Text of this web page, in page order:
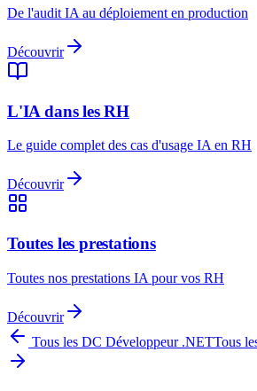
De l'audit IA au déploiement en production
Découvrir
L'IA dans les RH
Le guide complet des cas d'usage IA en RH
Découvrir
Toutes les prestations
Toutes nos prestations IA pour vos RH
Découvrir
Tous les DC Développeur .NETTous